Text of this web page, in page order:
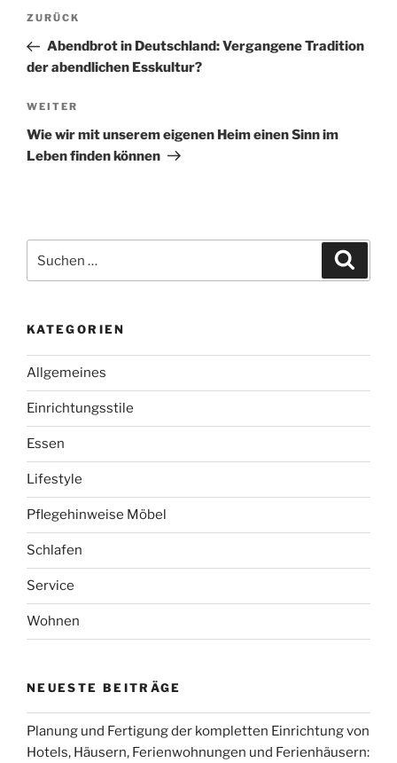
Beitragsnavigation
Vorheriger
Beitrag
ZURÜCK
Abendbrot in Deutschland: Vergangene Tradition
der abendlichen Esskultur?
Nächster
Beitrag
WEITER
Wie wir mit unserem eigenen Heim einen Sinn im
Leben finden können
nach:
KATEGORIEN
Allgemeines
Einrichtungsstile
Essen
Lifestyle
Pflegehinweise Möbel
Schlafen
Service
Wohnen
NEUESTE BEITRÄGE
Planung und Fertigung der kompletten Einrichtung von
Hotels, Häusern, Ferienwohnungen und Ferienhäusern: